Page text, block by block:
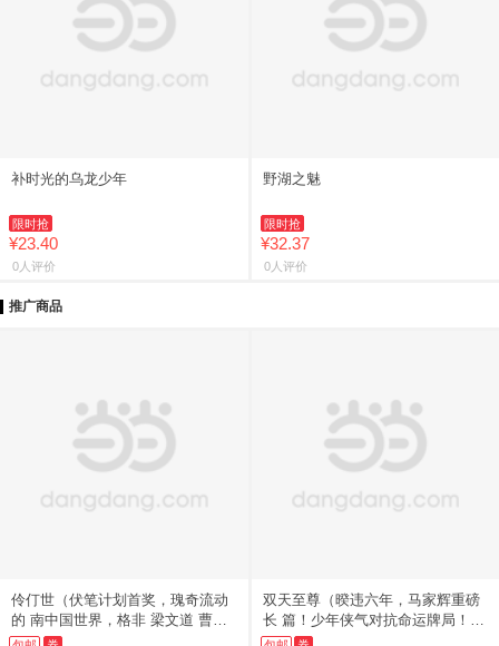
补时光的乌龙少年
限时抢
¥23.40
0人评价
野湖之魅
限时抢
¥32.37
0人评价
推广商品
伶仃世（伏笔计划首奖，瑰奇流动
的 南中国世界，格非 梁文道 曹保
平
双天至尊（暌违六年，马家辉重磅
长 篇！少年侠气对抗命运牌局！）
一